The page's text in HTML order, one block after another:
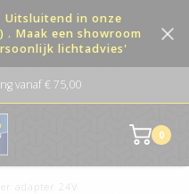
Uitsluitend in onze
. Maak een showroom
lichtadvies'
vanaf € 75,00
0
adapter 24V